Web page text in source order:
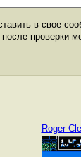
в свое
проверки
Roger